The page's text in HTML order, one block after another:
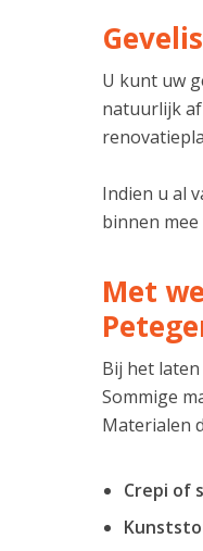
U kunt uw
natuurlijk af
Indien u al
binnen
Met
Bij het
Sommige
Materialen
Crepi of